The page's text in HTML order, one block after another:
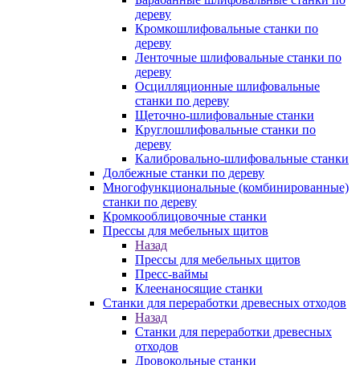
дереву
Кромкошлифовальные станки по
дереву
Ленточные шлифовальные станки по
дереву
Осцилляционные шлифовальные
станки по дереву
Щеточно-шлифовальные станки
Круглошлифовальные станки по
дереву
Калибровально-шлифовальные станки
Долбежные станки по дереву
Многофункциональные (комбинированные)
станки по дереву
Кромкооблицовочные станки
Прессы для мебельных щитов
Назад
Прессы для мебельных щитов
Пресс-ваймы
Клеенаносящие станки
Станки для переработки древесных отходов
Назад
Станки для переработки древесных
отходов
Дровокольные станки